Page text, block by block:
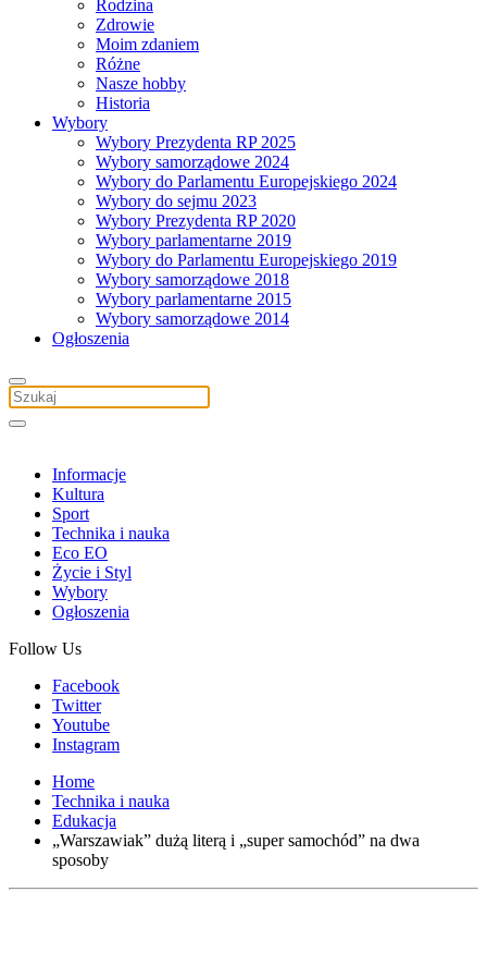
Rodzina
Zdrowie
Moim zdaniem
Różne
Nasze hobby
Historia
Wybory
Wybory Prezydenta RP 2025
Wybory samorządowe 2024
Wybory do Parlamentu Europejskiego 2024
Wybory do sejmu 2023
Wybory Prezydenta RP 2020
Wybory parlamentarne 2019
Wybory do Parlamentu Europejskiego 2019
Wybory samorządowe 2018
Wybory parlamentarne 2015
Wybory samorządowe 2014
Ogłoszenia
Informacje
Kultura
Sport
Technika i nauka
Eco EO
Życie i Styl
Wybory
Ogłoszenia
Follow Us
Facebook
Twitter
Youtube
Instagram
Home
Technika i nauka
Edukacja
„Warszawiak” dużą literą i „super samochód” na dwa
sposoby